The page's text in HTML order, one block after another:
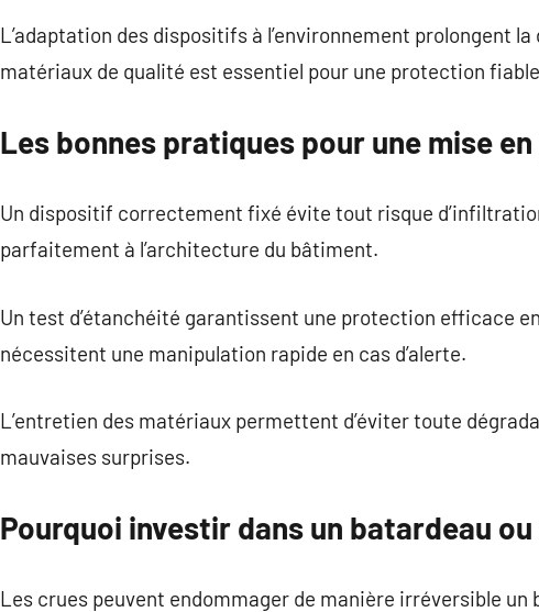
L’adaptation des dispositifs à l’environnement prolongent
matériaux de qualité est essentiel pour une protection
Les bonnes pratiques pour une mise
Un dispositif correctement fixé évite tout risque
parfaitement à l’architecture du bâtiment.
Un test d’étanchéité garantissent une protection efficace
nécessitent une manipulation rapide en cas d’alerte.
L’entretien des matériaux permettent d’éviter toute
mauvaises surprises.
Pourquoi investir dans un batardeau
Les crues peuvent endommager de manière irréversible